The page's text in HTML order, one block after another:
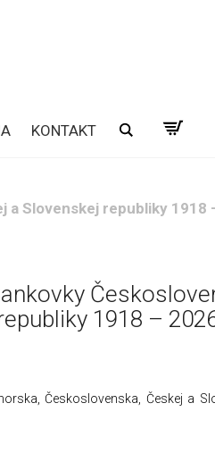
KONTAKT Hľadať
a Slovenskej republiky
1918 –
Československa, Českej a